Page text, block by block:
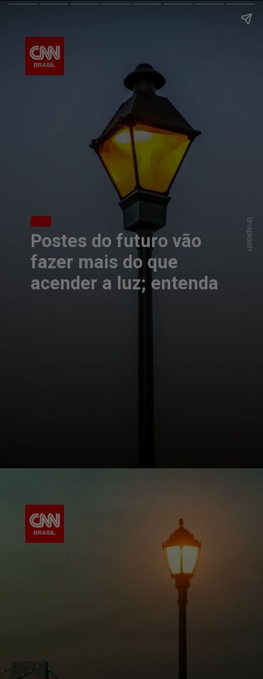
Postes do futuro vão
fazer mais do que
acender a luz; entenda
Unsplash